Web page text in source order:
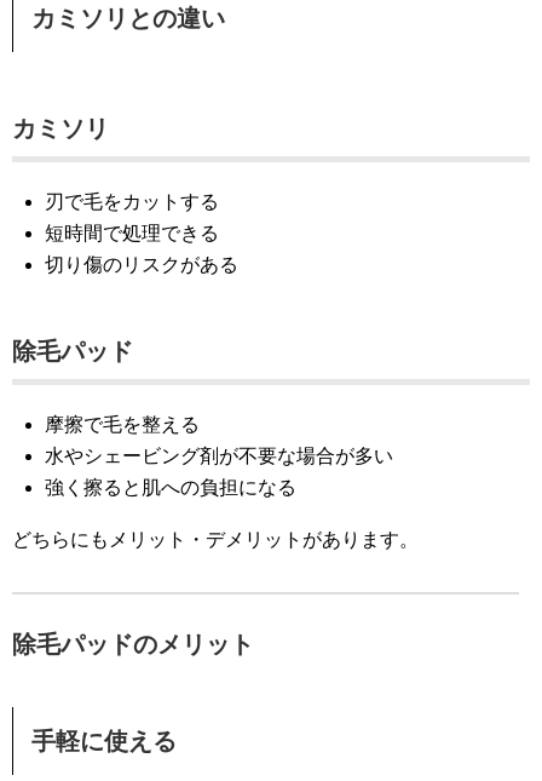
カミソリとの違い
カミソリ
刃で毛をカットする
短時間で処理できる
切り傷のリスクがある
除毛パッド
摩擦で毛を整える
水やシェービング剤が不要な場合が多い
強く擦ると肌への負担になる
どちらにもメリット・デメリットがあります。
除毛パッドのメリット
手軽に使える